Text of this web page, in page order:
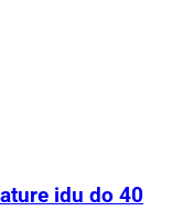
idu do 40